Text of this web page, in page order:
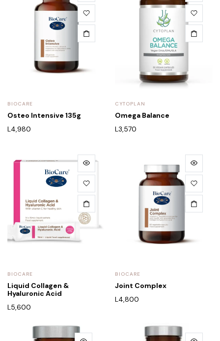
BIOCARE
Osteo Intensive 135g
L4,980
CYTOPLAN
Omega Balance
L3,570
BIOCARE
Liquid Collagen &
Hyaluronic Acid
L 5,600
BIOCARE
Joint Complex
L 4,800